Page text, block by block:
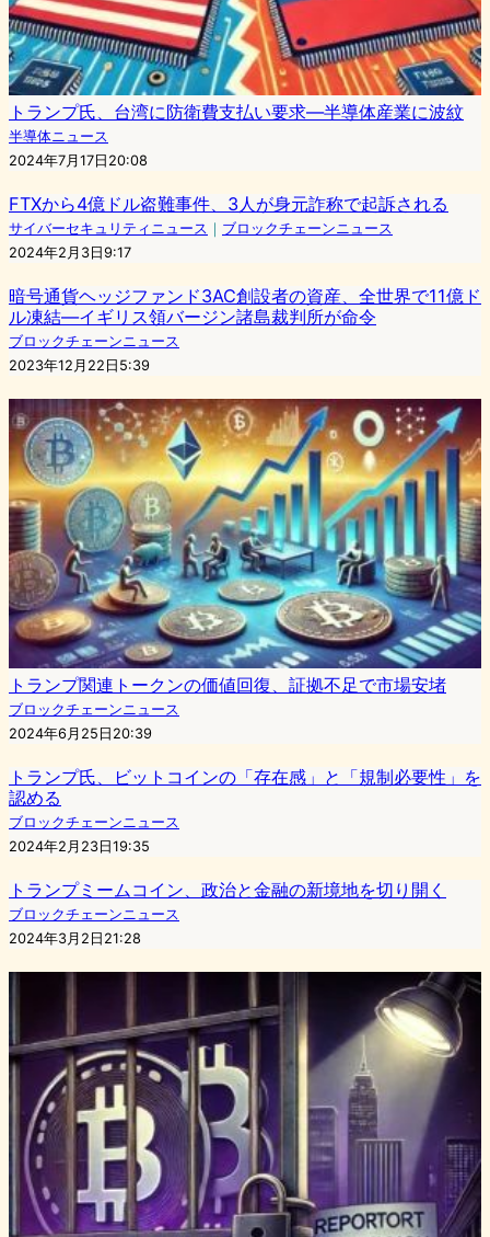
トランプ氏、台湾に防衛費支払い要求―半導体産業に波紋
半導体ニュース
2024年7月17日20:08
FTXから4億ドル盗難事件、3人が身元詐称で起訴される
サイバーセキュリティニュース ｜ ブロックチェーンニュース
2024年2月3日9:17
暗号通貨ヘッジファンド3AC創設者の資産、全世界で11億ド
ル凍結—イギリス領バージン諸島裁判所が命令
ブロックチェーンニュース
2023年12月22日5:39
トランプ関連トークンの価値回復、証拠不足で市場安堵
ブロックチェーンニュース
2024年6月25日20:39
トランプ氏、ビットコインの「存在感」と「規制必要性」を
認める
ブロックチェーンニュース
2024年2月23日19:35
トランプミームコイン、政治と金融の新境地を切り開く
ブロックチェーンニュース
2024年3月2日21:28